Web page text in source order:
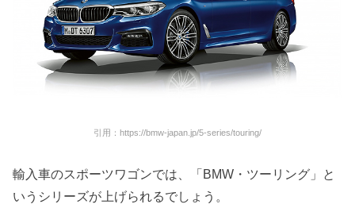
引用：https://bmw-japan.jp/5-series/touring/
輸入車のスポーツワゴンでは、「BMW・ツーリング」と
いうシリーズが上げられるでしょう。